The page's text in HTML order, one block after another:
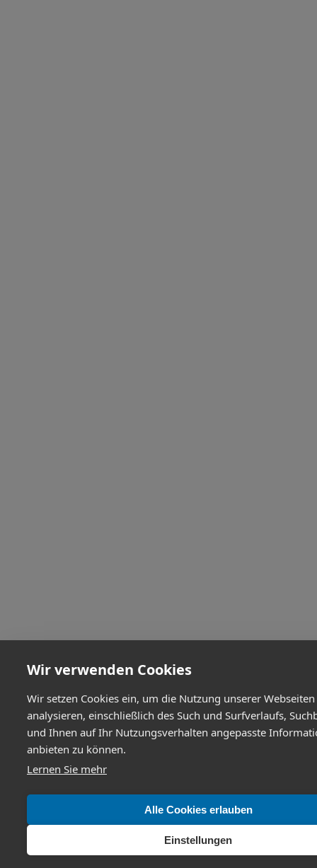
Wir verwenden Cookies
Wir setzen Cookies ein, um die Nutzung unserer
analysieren, einschließlich des Such und Surfverlaufs,
und Ihnen auf Ihr Nutzungsverhalten angepasste
anbieten zu können.
Lernen Sie mehr
Alle Cookies erlauben
Einstellungen